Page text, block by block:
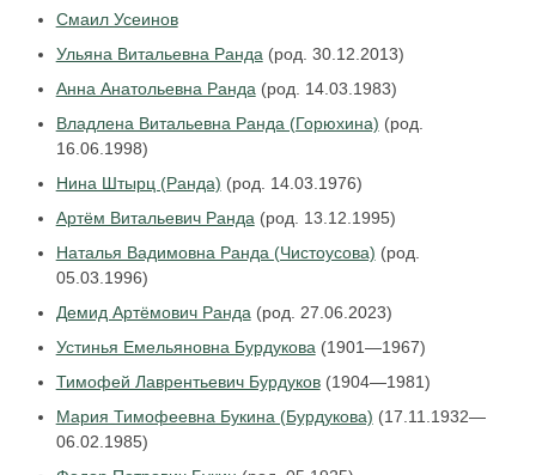
Смаил Усеинов
Ульяна Витальевна Ранда(род. 30.12.2013)
Анна Анатольевна Ранда(род. 14.03.1983)
Владлена Витальевна Ранда (Горюхина) (род.
16.06.1998)
Нина Штырц (Ранда) (род. 14.03.1976)
Артём Витальевич Ранда(род. 13.12.1995)
Наталья Вадимовна Ранда (Чистоусова) (род.
05.03.1996)
Демид Артёмович Ранда(род. 27.06.2023)
Устинья Емельяновна Бурдукова(1901—1967)
Тимофей Лаврентьевич Бурдуков(1904—1981)
Мария Тимофеевна Букина (Бурдукова) (17.11.1932—
06.02.1985)